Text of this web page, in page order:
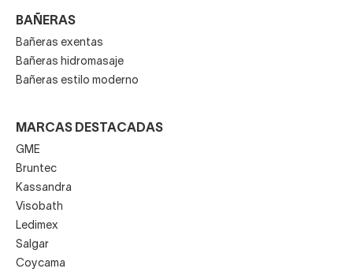
BAÑERAS
Bañeras exentas
Bañeras hidromasaje
Bañeras estilo moderno
MARCAS DESTACADAS
GME
Bruntec
Kassandra
Visobath
Ledimex
Salgar
Coycama